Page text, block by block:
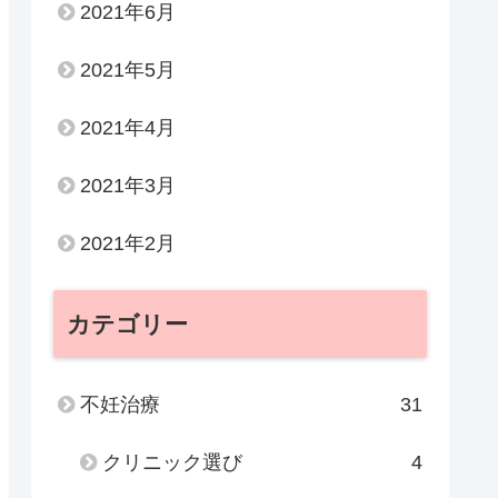
2021年6月
2021年5月
2021年4月
2021年3月
2021年2月
カテゴリー
不妊治療 31
クリニック選び 4